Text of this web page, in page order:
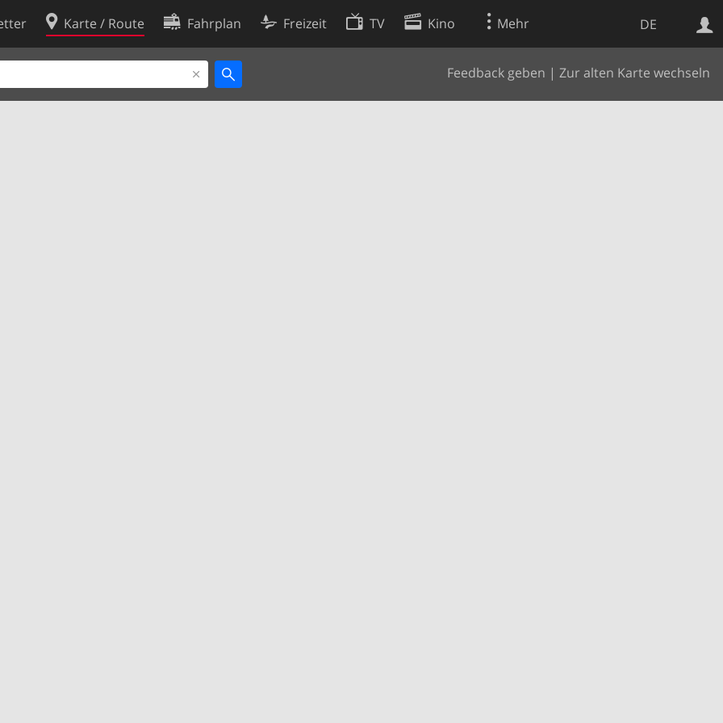
DE
Karte / Route Fahrplan Freizeit TV Kino Mehr
Feedback geben | Zur alten Karte wechseln
Websuche
Cookie-Richtlinie
Cookie-Einstellungen